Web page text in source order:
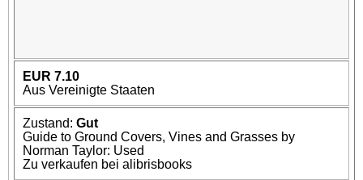
EUR 7.10
Aus Vereinigte Staaten
Zustand: Gut
Guide to Ground Covers, Vines and Grasses by
Norman Taylor: Used
Zu verkaufen bei alibrisbooks